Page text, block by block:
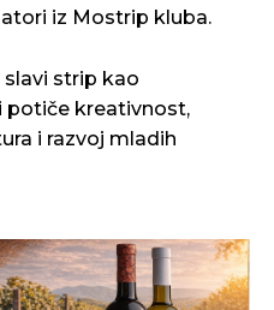
iz Mostrip kluba.
strip kao
potiče kreativnost,
i razvoj mladih